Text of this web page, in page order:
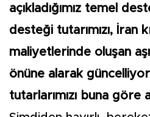
açıkladığımız temel
desteği tutarımızı,
maliyetlerinde oluşan
önüne alarak
tutarlarımızı buna göre